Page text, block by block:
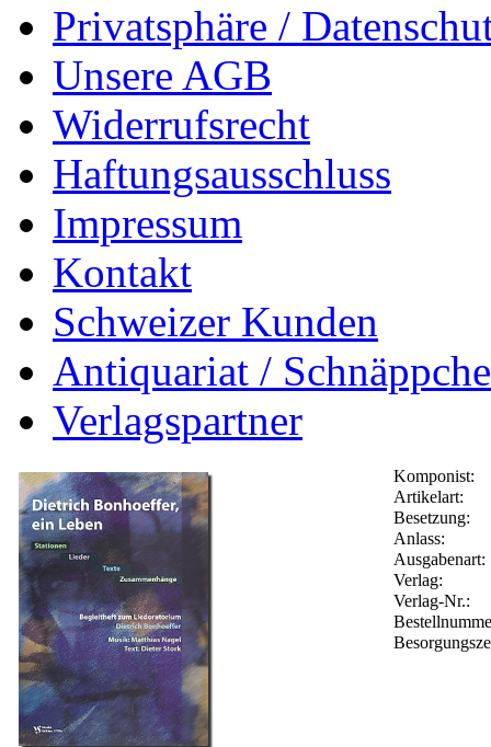
Privatsphäre /
Unsere AGB
Widerrufsrecht
Haftungsausschluss
Impressum
Kontakt
Schweizer Kunden
Antiquariat /
Verlagspartner
Komponist:
Artikelart:
Besetzung:
Anlass:
Ausgabenart:
Verlag:
Verlag-Nr.: